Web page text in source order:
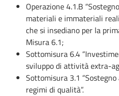
Operazione 4.1.B
materiali e immateriali
che si insediano per la
Misura 6.1;
Sottomisura 6.4
sviluppo di attività extra-
Sottomisura 3.1
regimi di qualità”.